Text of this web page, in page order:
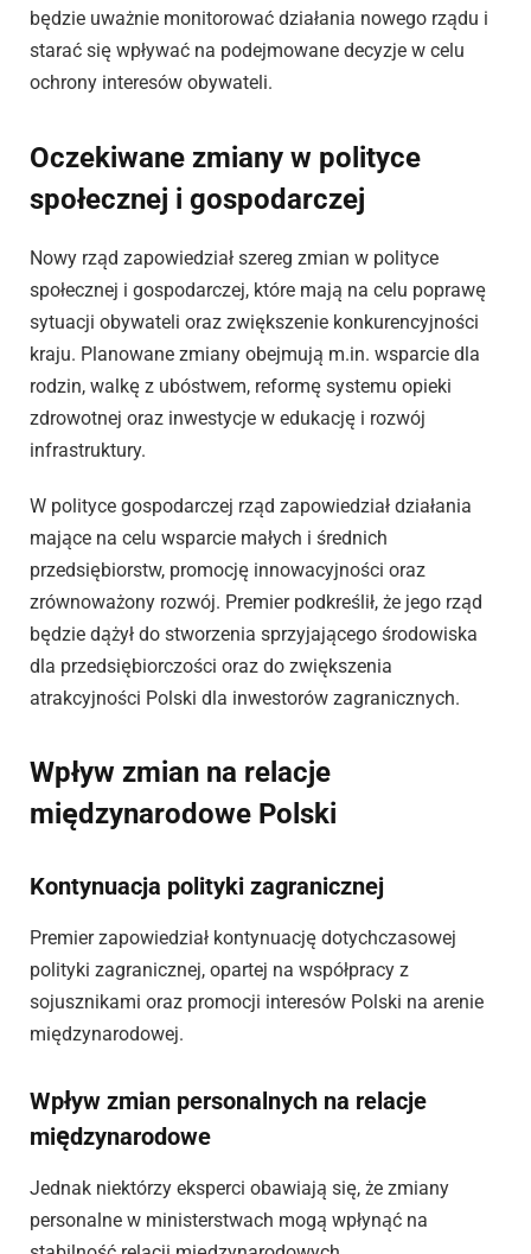
będzie uważnie monitorować działania nowego rządu i
starać się wpływać na podejmowane decyzje w celu
ochrony interesów obywateli.
Oczekiwane zmiany w polityce
społecznej i gospodarczej
Nowy rząd zapowiedział szereg zmian w polityce
społecznej i gospodarczej, które mają na celu poprawę
sytuacji obywateli oraz zwiększenie konkurencyjności
kraju. Planowane zmiany obejmują m.in. wsparcie dla
rodzin, walkę z ubóstwem, reformę systemu opieki
zdrowotnej oraz inwestycje w edukację i rozwój
infrastruktury.
W polityce gospodarczej rząd zapowiedział działania
mające na celu wsparcie małych i średnich
przedsiębiorstw, promocję innowacyjności oraz
zrównoważony rozwój. Premier podkreślił, że jego rząd
będzie dążył do stworzenia sprzyjającego środowiska
dla przedsiębiorczości oraz do zwiększenia
atrakcyjności Polski dla inwestorów zagranicznych.
Wpływ zmian na relacje
międzynarodowe Polski
Kontynuacja polityki zagranicznej
Premier zapowiedział kontynuację dotychczasowej
polityki zagranicznej, opartej na współpracy z
sojusznikami oraz promocji interesów Polski na arenie
międzynarodowej.
Wpływ zmian personalnych na relacje
międzynarodowe
Jednak niektórzy eksperci obawiają się, że zmiany
personalne w ministerstwach mogą wpłynąć na